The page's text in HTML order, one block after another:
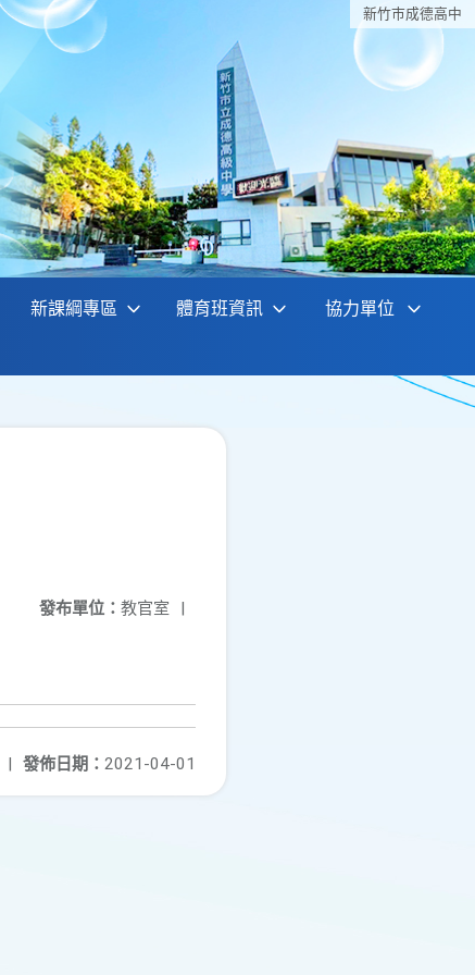
新竹巿成德高中
新課綱專區 體育班資訊 協力單位
發布單位： 教官室 |
發佈日期： 2021-04-01
|